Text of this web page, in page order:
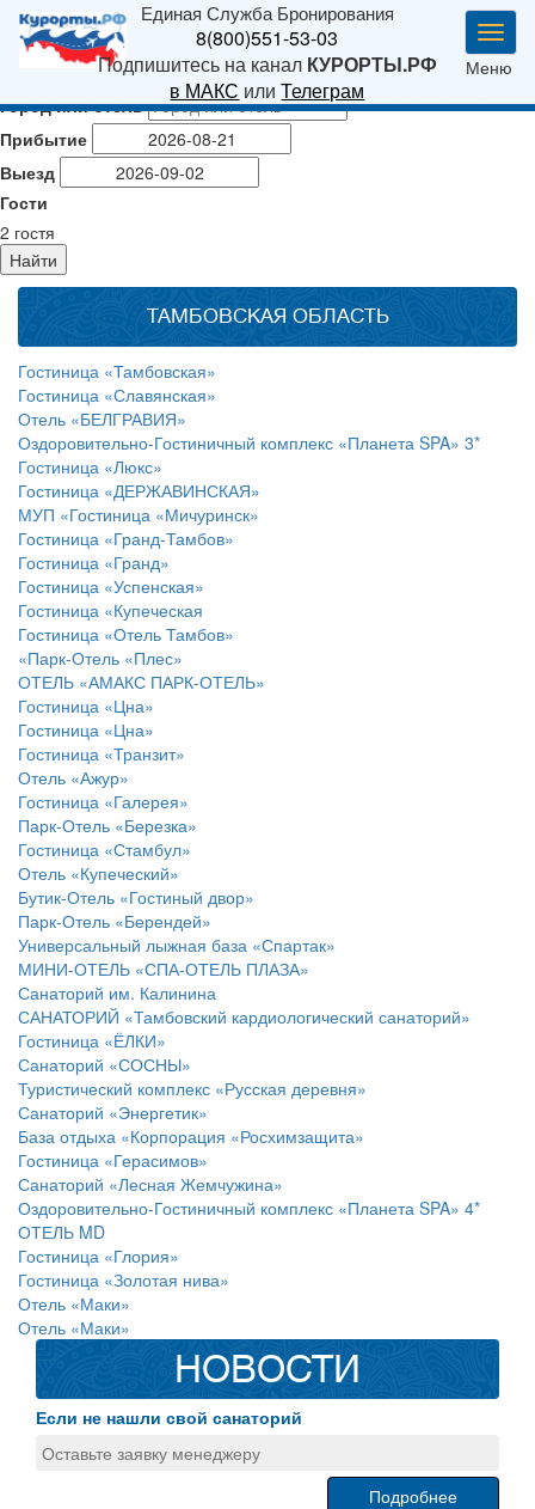
Единая Служба Бронирования
8(800)551-53-03
Подпишитесь на канал КУРОРТЫ.РФ
в МАКС илиТелеграм
Меню
Меню
Город или отель
Прибытие
Выезд
Гости
2 гостя
Найти
ТАМБОВСКАЯ ОБЛАСТЬ
Гостиница «Тамбовская»
Гостиница «Славянская»
Отель «БЕЛГРАВИЯ»
Оздоровительно-Гостиничный комплекс «Планета SPA» 3*
Гостиница «Люкс»
Гостиница «ДЕРЖАВИНСКАЯ»
МУП «Гостиница «Мичуринск»
Гостиница «Гранд-Тамбов»
Гостиница «Гранд»
Гостиница «Успенская»
Гостиница «Купеческая
Гостиница «Отель Тамбов»
«Парк-Отель «Плес»
ОТЕЛЬ «АМАКС ПАРК-ОТЕЛЬ»
Гостиница «Цна»
Гостиница «Цна»
Гостиница «Транзит»
Отель «Ажур»
Гостиница «Галерея»
Парк-Отель «Березка»
Гостиница «Стамбул»
Отель «Купеческий»
Бутик-Отель «Гостиный двор»
Парк-Отель «Берендей»
Универсальный лыжная база «Спартак»
МИНИ-ОТЕЛЬ «СПА-ОТЕЛЬ ПЛАЗА»
Санаторий им. Калинина
САНАТОРИЙ «Тамбовский кардиологический санаторий»
Гостиница «ЁЛКИ»
Санаторий «СОСНЫ»
Туристический комплекс «Русская деревня»
Санаторий «Энергетик»
База отдыха «Корпорация «Росхимзащита»
Гостиница «Герасимов»
Санаторий «Лесная Жемчужина»
Оздоровительно-Гостиничный комплекс «Планета SPA» 4*
ОТЕЛЬ MD
Гостиница «Глория»
Гостиница «Золотая нива»
Отель «Маки»
Отель «Маки»
НОВОСТИ
Если не нашли свой санаторий
Оставьте заявку менеджеру
Подробнее